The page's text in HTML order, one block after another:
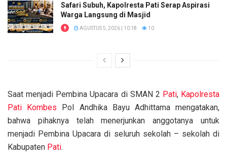
Safari Subuh, Kapolresta Pati Serap Aspirasi
Warga Langsung di Masjid
AGUSTUS 5, 2026 | 10:18 10
Saat menjadi Pembina Upacara di SMAN 2 Pati, Kapolresta
Pati Kombes Pol Andhika Bayu Adhittama mengatakan,
bahwa pihaknya telah menerjunkan anggotanya untuk
menjadi Pembina Upacara di seluruh sekolah – sekolah di
Kabupaten Pati.